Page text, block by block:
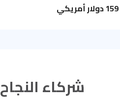
159 دولار أمريكي
شركاء النجاح